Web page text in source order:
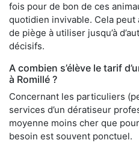
fois pour de bon de ces
quotidien invivable. Cela peut
de piège à utiliser jusqu’à
décisifs.
A combien s’élève le tarif
à Romillé ?
Concernant les particuliers
services d’un dératiseur
moyenne moins cher que
besoin est souvent ponctuel.